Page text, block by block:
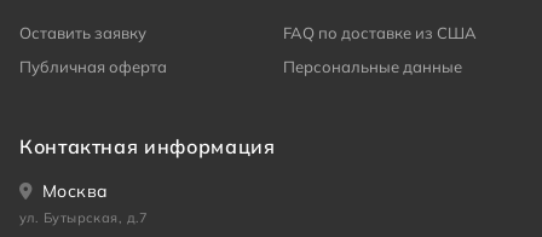
Оставить заявку
FAQ по доставке из США
Публичная оферта
Персональные данные
Контактная информация
Москва
ул. Бутырская, д.7